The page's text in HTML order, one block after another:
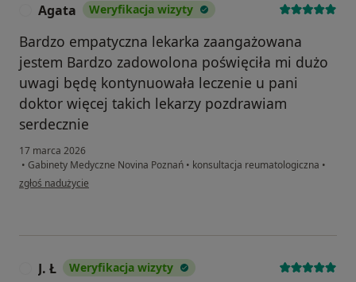
Agata Weryfikacja wizyty
Bardzo empatyczna lekarka zaangażowana
jestem Bardzo zadowolona poświęciła mi dużo
uwagi będę kontynuowała leczenie u pani
doktor więcej takich lekarzy pozdrawiam
serdecznie
17 marca 2026
• Gabinety Medyczne Novina Poznań • konsultacja reumatologiczna •
w opinii użytkownika Agata
zgłoś nadużycie
J. Ł Weryfikacja wizyty